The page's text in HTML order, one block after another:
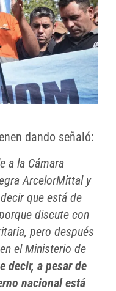
dando señaló:
a la Cámara
ArcelorMittal y
que está de
discute con
pero después
el Ministerio de
decir, a pesar de
nacional está